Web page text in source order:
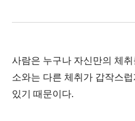
사람은 누구나 자신만의 체
소와는 다른 체취가 갑작스
있기 때문이다.